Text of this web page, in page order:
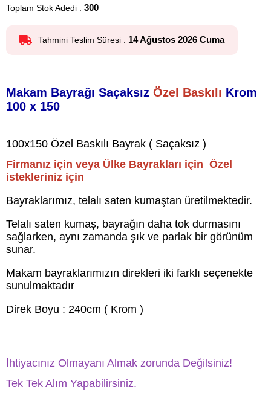
Toplam Stok Adedi : 300
Tahmini Teslim Süresi : 14 Ağustos 2026 Cuma
Makam Bayrağı Saçaksız Özel Baskılı Krom
100 x 150
100x150 Özel Baskılı Bayrak ( Saçaksız )
Firmanız için veya Ülke Bayrakları için Özel
istekleriniz için
Bayraklarımız, telalı saten kumaştan üretilmektedir.
Telalı saten kumaş, bayrağın daha tok durmasını
sağlarken, aynı zamanda şık ve parlak bir görünüm
sunar.
Makam bayraklarımızın direkleri iki farklı seçenekte
sunulmaktadır
Direk Boyu : 240cm ( Krom )
İhtiyacınız Olmayanı Almak zorunda Değilsiniz!
Tek Tek Alım Yapabilirsiniz.